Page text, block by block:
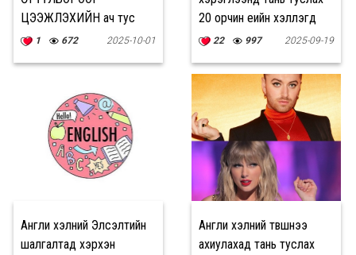
ЦЭЭЖЛЭХИЙН ач тус
1 672 2025-10-01
20 орчин үеийн хэллэгүүд
22 997 2025-09-19
Англи хэлний Элсэлтийн
шалгалтад хэрхэн
Англи хэлний түвшнээ
ахиулахад тань туслах